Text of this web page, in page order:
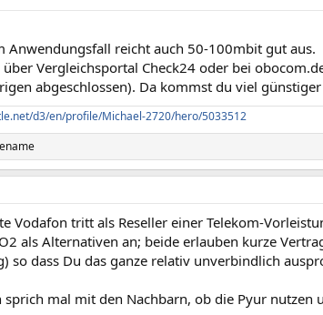
Anwendungsfall reicht auch 50-100mbit gut aus.
über Vergleichsportal Check24 oder bei
abgeschlossen). Da kommst du viel
d3/en/profile/Michael-2720/hero/5033512
Vodafon tritt als Reseller einer Telekom-
als Alternativen an; beide erlauben kurze
so dass Du das ganze relativ unverbindlich
sprich mal mit den Nachbarn, ob die Pyur nutzen